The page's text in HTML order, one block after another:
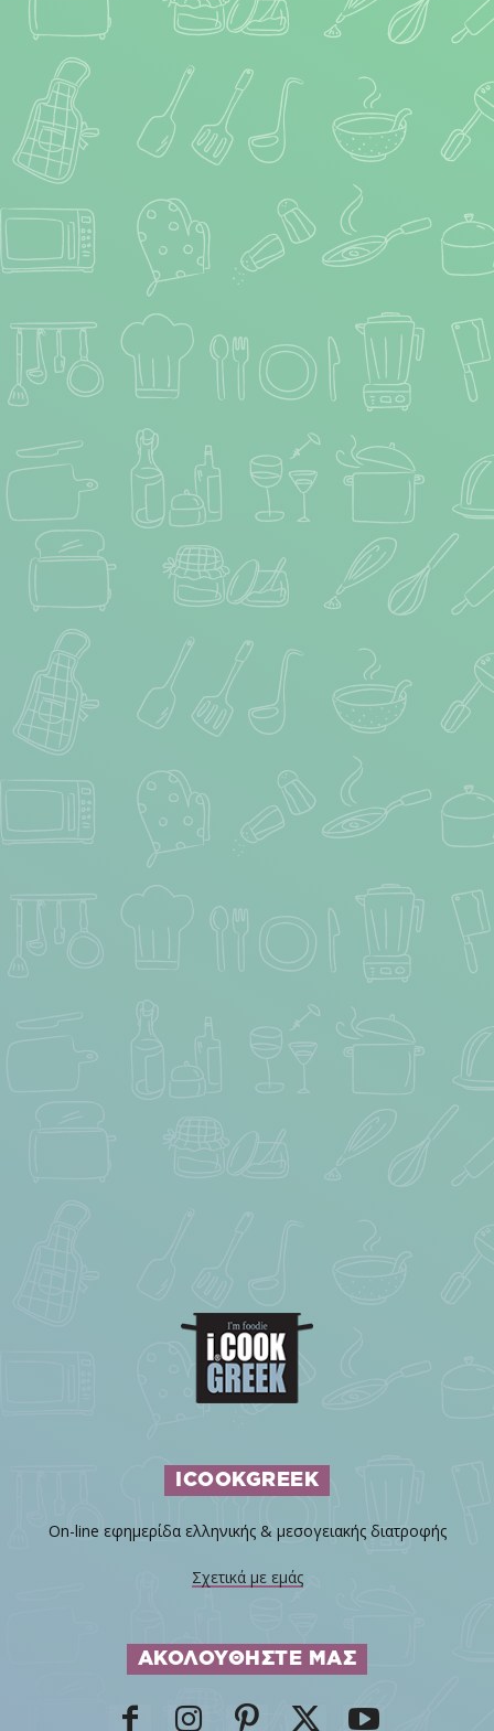
ICOOKGREEK
On-line εφημερίδα ελληνικής & μεσογειακής διατροφής
Σχετικά με εμάς
ΑΚΟΛΟΥΘΗΣΤΕ ΜΑΣ